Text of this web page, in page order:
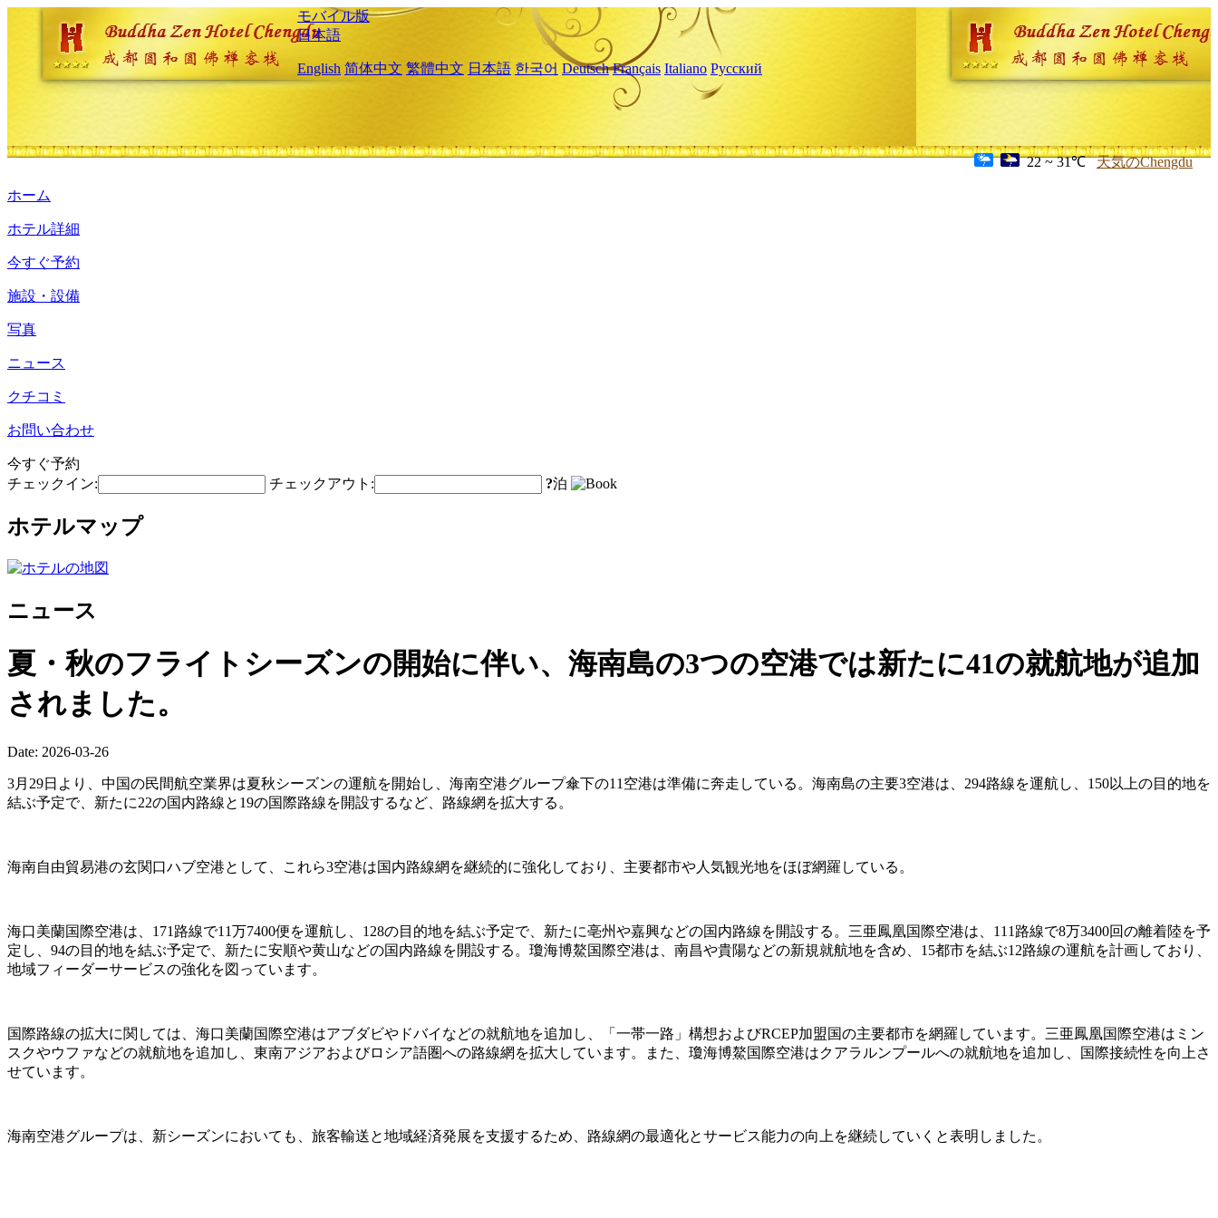
モバイル版
日本語
English 简体中文 繁體中文 日本語 한국어 Deutsch Français Italiano Русский
22 ~ 31℃ 天気のChengdu
ホーム
ホテル詳細
今すぐ予約
施設・設備
写真
ニュース
クチコミ
お問い合わせ
今すぐ予約
チェックイン:
チェックアウト: ?泊
ホテルマップ
ニュース
夏・秋のフライトシーズンの開始に伴い、海南島の3つの空港では新たに41の就航地が追加
されました。
Date: 2026-03-26
3月29日より、中国の民間航空業界は夏秋シーズンの運航を開始し、海南空港グループ傘下の11空港は準備に奔走している。海南島の主要3空港は、294路線を運航し、150以上の目的地を
結ぶ予定で、新たに22の国内路線と19の国際路線を開設するなど、路線網を拡大する。
海南自由貿易港の玄関口ハブ空港として、これら3空港は国内路線網を継続的に強化しており、主要都市や人気観光地をほぼ網羅している。
海口美蘭国際空港は、171路線で11万7400便を運航し、128の目的地を結ぶ予定で、新たに亳州や嘉興などの国内路線を開設する。三亜鳳凰国際空港は、111路線で8万3400回の離着陸を予
定し、94の目的地を結ぶ予定で、新たに安順や黄山などの国内路線を開設する。瓊海博鰲国際空港は、南昌や貴陽などの新規就航地を含め、15都市を結ぶ12路線の運航を計画しており、
地域フィーダーサービスの強化を図っています。
国際路線の拡大に関しては、海口美蘭国際空港はアブダビやドバイなどの就航地を追加し、「一帯一路」構想およびRCEP加盟国の主要都市を網羅しています。三亜鳳凰国際空港はミン
スクやウファなどの就航地を追加し、東南アジアおよびロシア語圏への路線網を拡大しています。また、瓊海博鰲国際空港はクアラルンプールへの就航地を追加し、国際接続性を向上さ
せています。
海南空港グループは、新シーズンにおいても、旅客輸送と地域経済発展を支援するため、路線網の最適化とサービス能力の向上を継続していくと表明しました。